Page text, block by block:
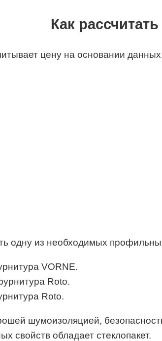
Как
цену на основании
одну из необходимых
VORNE.
Roto.
Roto.
шумоизоляцией,
свойств обладает стеклопакет.